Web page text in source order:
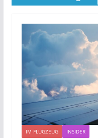
IM FLUGZEUG INSIDER